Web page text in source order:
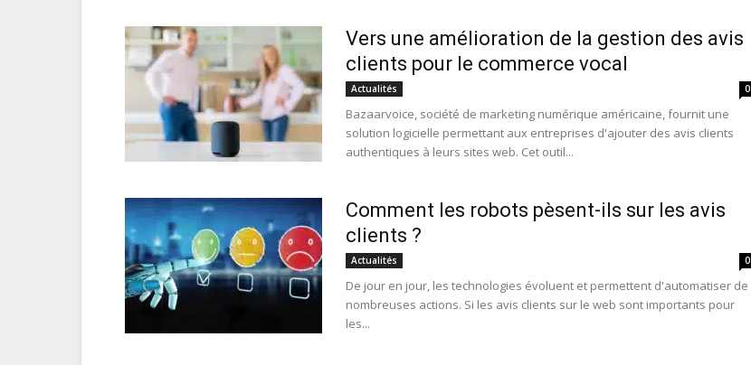
Vers une amélioration de la gestion des avis
clients pour le commerce vocal
Actualités 0
Bazaarvoice, société de marketing numérique américaine, fournit une
solution logicielle permettant aux entreprises d'ajouter des avis clients
authentiques à leurs sites web. Cet outil...
Comment les robots pèsent-ils sur les avis
clients ?
Actualités 0
De jour en jour, les technologies évoluent et permettent d'automatiser de
nombreuses actions. Si les avis clients sur le web sont importants pour
les...